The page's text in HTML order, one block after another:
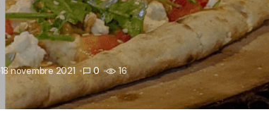
18 novembre 2021 0 16